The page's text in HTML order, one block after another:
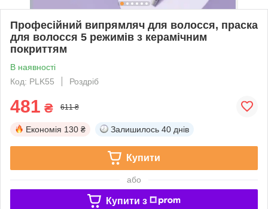
Професійний випрямляч для волосся, праска
для волосся 5 режимів з керамічним
покриттям
В наявності
Код: PLK55
Роздріб
481 ₴ 611 ₴
Економія 130 ₴ Залишилось 40 днів
Купити
або
Купити з